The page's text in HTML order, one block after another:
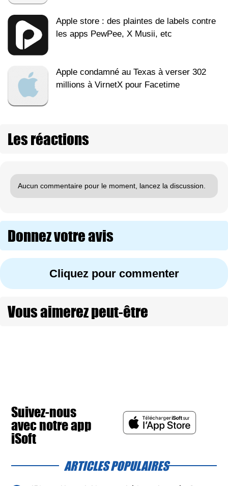
Apple store : des plaintes de labels contre
les apps PewPee, X Musii, etc
Apple condamné au Texas à verser 302
millions à VirnetX pour Facetime
Les réactions
Aucun commentaire pour le moment, lancez la discussion.
Donnez votre avis
Cliquez pour commenter
Vous aimerez peut-être
Suivez-nous
avec notre app
iSoft
ARTICLES POPULAIRES